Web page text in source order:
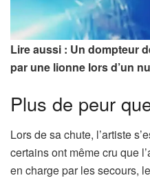
Lire aussi : Un dompteur
par une lionne lors d’un
Plus de peur
Lors de sa chute, l’artiste
certains ont même cru que
en charge par les secours,